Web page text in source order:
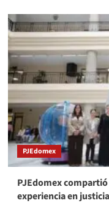
PJEdomex
PJEdomex
experiencia en